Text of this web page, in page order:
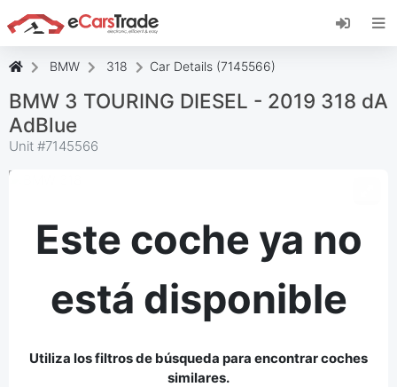
Instala la aplicación web de eCarsTrade,
añádela a tu pantalla de inicio y recibe
BMW 318 Car Details (7145566)
BMW 3 TOURING DIESEL - 2019 318 dA
AdBlue
Unit #7145566
Este coche ya no
está disponible
Utiliza los filtros de búsqueda para encontrar coches
similares.